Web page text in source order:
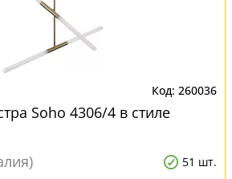
260036
Soho 4306/4 в стиле
51 шт.